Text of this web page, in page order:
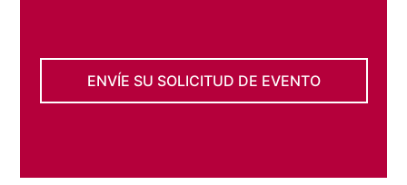
ENVÍE SU SOLICITUD DE EVENTO